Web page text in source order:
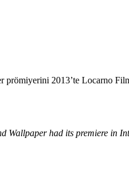
2013’te Locarno
had its premiere in